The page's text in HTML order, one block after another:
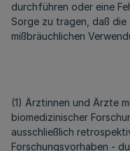
durchführen oder eine
Sorge zu tragen, daß
mißbräuchlichen
(1) Ärztinnen und Ärzte
biomedizinischer
ausschließlich
Forschungsvorhaben -